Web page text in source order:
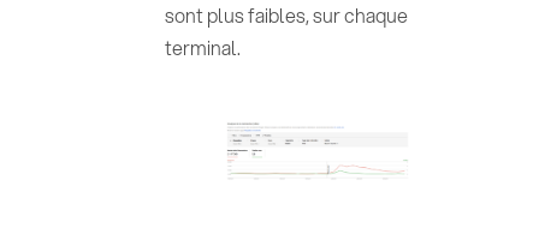
sont plus faibles, sur chaque
terminal.